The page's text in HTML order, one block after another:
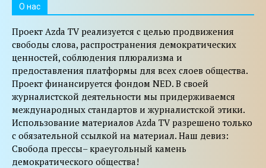
O нас
Проект Azda TV реализуется с целью продвижения
свободы слова, распространения демократических
ценностей, соблюдения плюрализма и
предоставления платформы для всех слоев общества.
Проект финансируется фондом NED. В своей
журналистской деятельности мы придерживаемся
международных стандартов и журналистской этики.
Использование материалов Azda TV разрешено только
с обязательной ссылкой на материал. Наш девиз:
Свобода прессы– краеугольный камень
демократического общества!